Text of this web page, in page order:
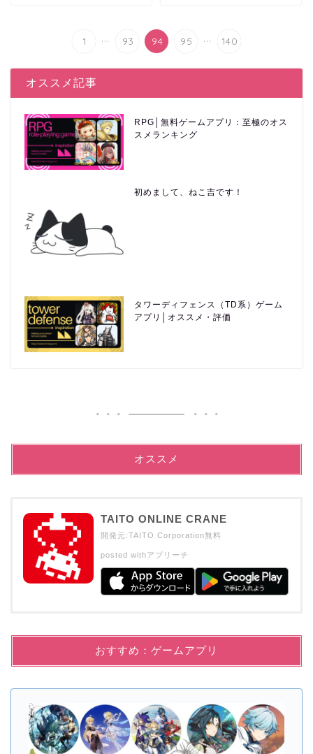
1 ... 93 94 95 ... 140
オススメ記事
RPG│無料ゲームアプリ：至極のオス
スメランキング
初めまして、ねこ吉です！
タワーディフェンス（TD系）ゲーム
アプリ│オススメ・評価
オススメ
TAITO ONLINE CRANE
開発元:TAITO Corporation無料
posted withアプリーチ
おすすめ：ゲームアプリ